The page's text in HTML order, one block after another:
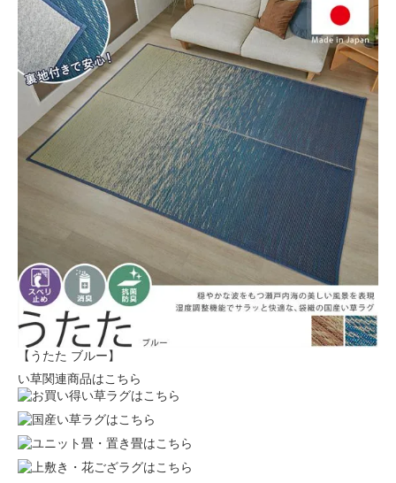
【うたた ブルー】
い草関連商品はこちら